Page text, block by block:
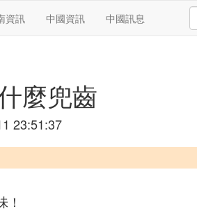
資訊 中國資訊 中國訊息
麼兜齒
23:51:37